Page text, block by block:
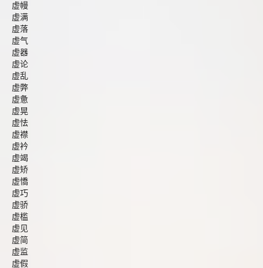
虚幔
虚满
虚落
虚气
虚器
虚论
虚乱
虚弊
虚惫
虚晃
虚怯
虚襟
虚衿
虚竭
虚矫
虚憍
虚巧
虚骄
虚槛
虚见
虚简
虚监
虚假